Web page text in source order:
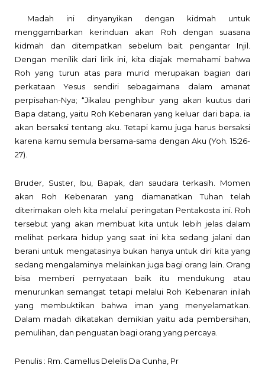
Madah ini dinyanyikan dengan kidmah untuk
menggambarkan kerinduan akan Roh dengan suasana
kidmah dan ditempatkan sebelum bait pengantar Injil.
Dengan menilik dari lirik ini, kita diajak memahami bahwa
Rohyang turun atas para murid merupakan bagian dari
perkataan Yesus sendiri sebagaimana dalam amanat
perpisahan-Nya; “Jikalau penghibur yang akan kuutus dari
Bapa datang, yaitu Roh Kebenaran yang keluar dari bapa. ia
akan bersaksi tentang aku. Tetapi kamu juga harus bersaksi
karena kamu semula bersama-sama dengan Aku (Yoh. 15:26-
27).
Bruder, Suster, Ibu, Bapak, dan saudara terkasih. Momen
akan Roh Kebenaran yang diamanatkan Tuhan telah
diterimakan oleh kita melalui peringatan Pentakosta ini. Roh
tersebut yang akan membuat kita untuk lebih jelas dalam
melihat perkara hidup yang saat ini kita sedang jalani dan
berani untuk mengatasinya bukan hanya untuk diri kita yang
sedang mengalaminya melainkan juga bagi orang lain. Orang
bisa memberi pernyataan baik itu mendukung atau
menurunkan semangat tetapi melalui Roh Kebenaran inilah
yang membuktikan bahwa iman yang menyelamatkan.
Dalam madah dikatakan demikian yaitu ada pembersihan,
pemulihan, dan penguatan bagi orang yang percaya.
Penulis : Rm. Camellus Delelis Da Cunha, Pr